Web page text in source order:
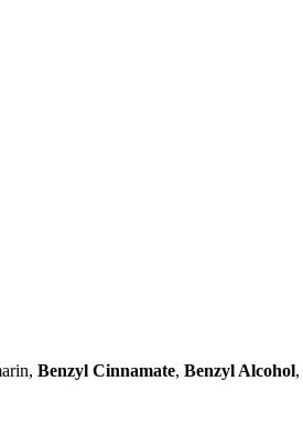
Benzyl Cinnamate, Benzyl Alcohol,